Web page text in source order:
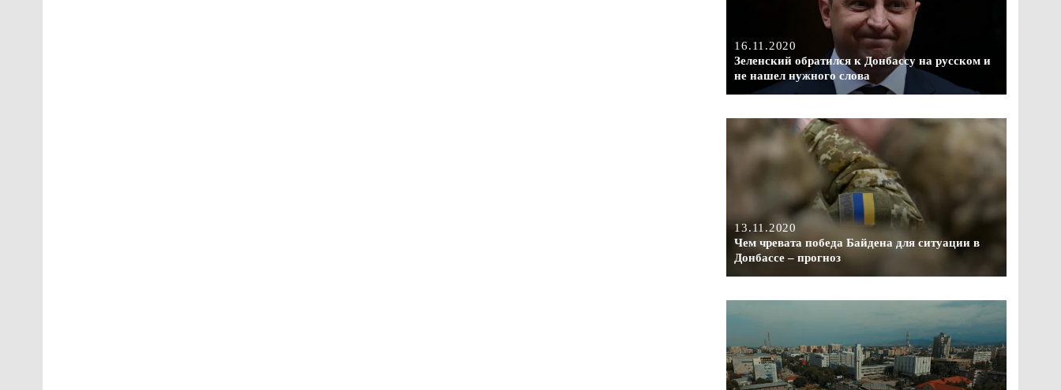
16.11.2020
Зеленский обратился к Донбассу на русском и
не нашел нужного слова
13.11.2020
Чем чревата победа Байдена для ситуации в
Донбассе – прогноз